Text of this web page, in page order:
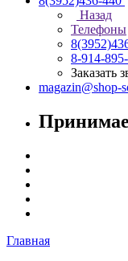
Назад
Телефоны
8-914-
Заказать
magazin@shop-
Главная